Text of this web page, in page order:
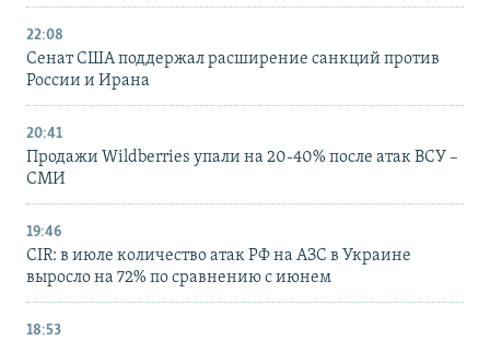
22:08
Сенат США поддержал расширение санкций против
России и Ирана
20:41
Продажи Wildberries упали на 20-40% после атак ВСУ –
СМИ
19:46
CIR: в июле количество атак РФ на АЗС в Украине
выросло на 72% по сравнению с июнем
18:53